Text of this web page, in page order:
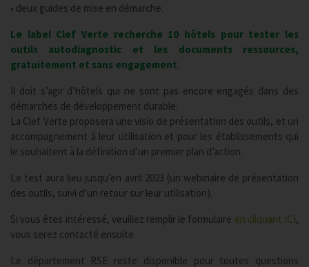
• deux guides de mise en démarche.
Le label Clef Verte recherche 10 hôtels pour tester les
outils autodiagnostic et les documents ressources,
gratuitement et sans engagement.
Il doit s’agir d’hôtels qui ne sont pas encore engagés dans des
démarches de développement durable.
La Clef Verte proposera une visio de présentation des outils, et un
accompagnement à leur utilisation et pour les établissements qui
le souhaitent à la définition d’un premier plan d’action.
Le test aura lieu jusqu’en avril 2023 (un webinaire de présentation
des outils, suivi d’un retour sur leur utilisation).
Si vous êtes intéressé, veuillez remplir le formulaire en cliquant ICI,
vous serez contacté ensuite.
Le département RSE reste disponible pour toutes questions